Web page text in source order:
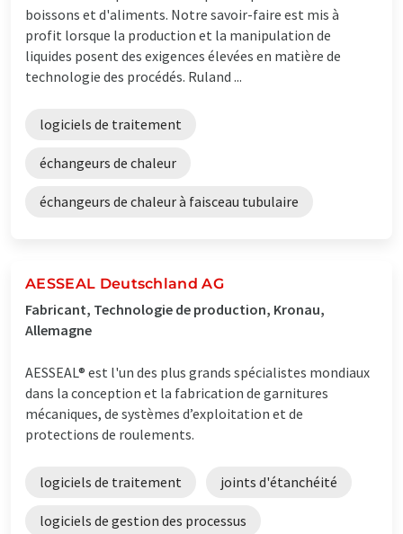
boissons et d'aliments. Notre savoir-faire est mis à
profit lorsque la production et la manipulation de
liquides posent des exigences élevées en matière de
technologie des procédés. Ruland ...
logiciels de traitement
échangeurs de chaleur
échangeurs de chaleur à faisceau tubulaire
AESSEAL Deutschland AG
Fabricant, Technologie de production, Kronau,
Allemagne
AESSEAL® est l'un des plus grands spécialistes mondiaux
dans la conception et la fabrication de garnitures
mécaniques, de systèmes d’exploitation et de
protections de roulements.
logiciels de traitement joints d'étanchéité
logiciels de gestion des processus